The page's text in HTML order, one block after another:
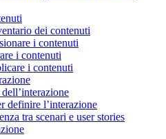
dei contenuti
i contenuti
i contenuti
i contenuti
definire l’interazione
tra scenari e user stories